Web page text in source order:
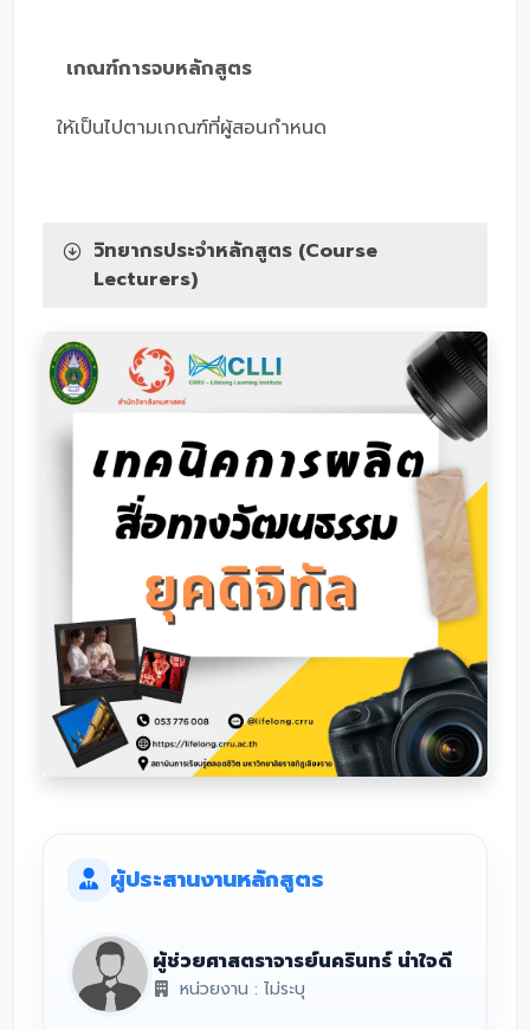
เกณฑ์การจบหลักสูตร
ให้เป็นไปตามเกณฑ์ที่ผู้สอนกำหนด
วิทยากรประจำหลักสูตร (Course
Lecturers)
ผู้ประสานงานหลักสูตร
ผู้ช่วยศาสตราจารย์นครินทร์ น้ำใจดี
หน่วยงาน : ไม่ระบุ